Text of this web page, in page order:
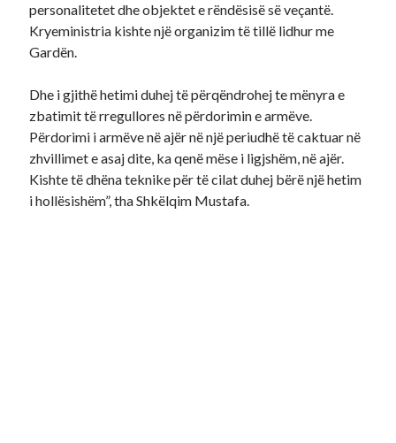
personalitetet dhe objektet e rëndësisë së veçantë.
Kryeministria kishte një organizim të tillë lidhur me
Gardën.
Dhe i gjithë hetimi duhej të përqëndrohej te mënyra e
zbatimit të rregullores në përdorimin e armëve.
Përdorimi i armëve në ajër në një periudhë të caktuar në
zhvillimet e asaj dite, ka qenë mëse i ligjshëm, në ajër.
Kishte të dhëna teknike për të cilat duhej bërë një hetim
i hollësishëm”, tha Shkëlqim Mustafa.